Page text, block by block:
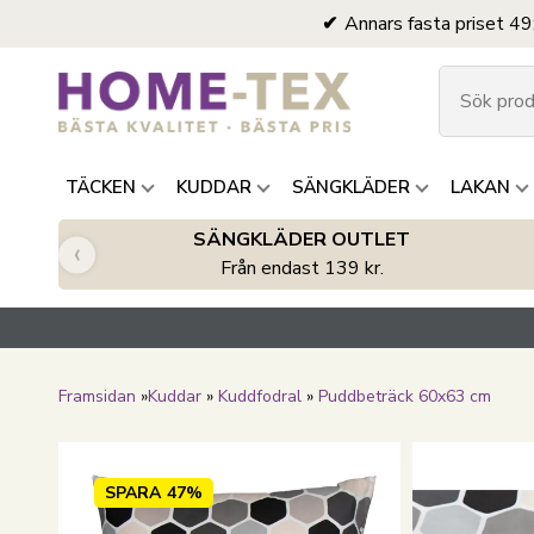
Annars fasta priset
TÄCKEN KUDDAR SÄNGKLÄDER LAKAN
SÄNGKLÄDER OUTLET
Från endast 139 kr.
‹
Framsidan »Kuddar» Kuddfodral» Puddbeträck 60x63 cm
SPARA 47%